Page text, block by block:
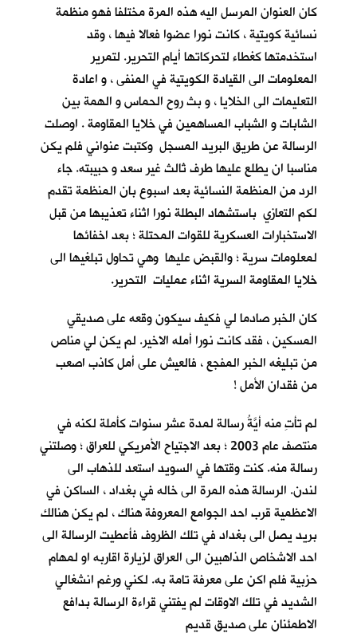
كان العنوان المرسل اليه هذه المرة مختلفا فهو منظمة
نسائية كويتية ، كانت نورا عضوا فعالا فيها ، وقد
استخدمتها كغطاء لتحركاتها أيام التحرير. لتمرير
المعلومات الى القيادة الكويتية في المنفى ، و اعادة
التعليمات الى الخلايا ، و بث روح الحماس و الهمة بين
الشابات و الشباب المساهمين في خلايا المقاومة . اوصلت
الرسالة عن طريق البريد المسجل وكتبت عنواني فلم يكن
مناسبا ان يطلع عليها طرف ثالث غير سعد و حبيبته. جاء
الرد من المنظمة النسائية بعد اسبوع بان المنظمة تقدم
لكم التعازي باستشهاد البطلة نورا اثناء تعذيبها من قبل
الاستخبارات العسكرية للقوات المحتلة ؛ بعد اخفائها
لمعلومات سرية ؛ والقبض عليها وهي تحاول تبلغيها الى
خلايا المقاومة السرية اثناء عمليات التحرير.
كان الخبر صادما لي فكيف سيكون وقعه على صديقي
المسكين ، فقد كانت نورا أمله الاخير. لم يكن لي مناص
من تبليغه الخبر المفجع ، فالعيش على أمل كاذب اصعب
من فقدان الأمل !
لم تأتِ منه أيَّةُ رسالة لمدة عشر سنوات كأملة لكنه في
منتصف عام 2003 ؛ بعد الاجتياح الأمريكي للعراق ؛ وصلتني
رسالة منه. كنت وقتها في السويد استعد للذهاب الى
لندن. الرسالة هذه المرة الى خاله في بغداد ، الساكن في
الاعظمية قرب احد الجوامع المعروفة هناك ، لم يكن هنالك
بريد يصل الى بغداد في تلك الظروف فأعطيت الرسالة الى
احد الاشخاص الذاهبين الى العراق لزيارة اقاربه او لمهام
حزبية فلم اكن على معرفة تامة به. لكني ورغم انشغالي
الشديد في تلك الاوقات لم يفتني قراءة الرسالة بدافع
الاطمئنان على صديق قديم